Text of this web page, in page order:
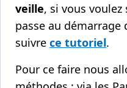
veille, si vous
passe au démarrage
suivre ce tutoriel.
Pour ce faire nous